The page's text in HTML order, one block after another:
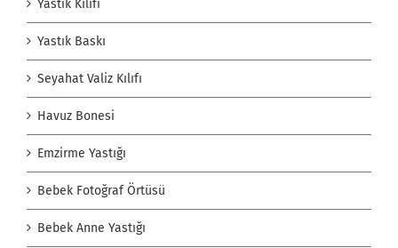
Yastık Kılıfı
Yastık Baskı
Seyahat Valiz Kılıfı
Havuz Bonesi
Emzirme Yastığı
Bebek Fotoğraf Örtüsü
Bebek Anne Yastığı